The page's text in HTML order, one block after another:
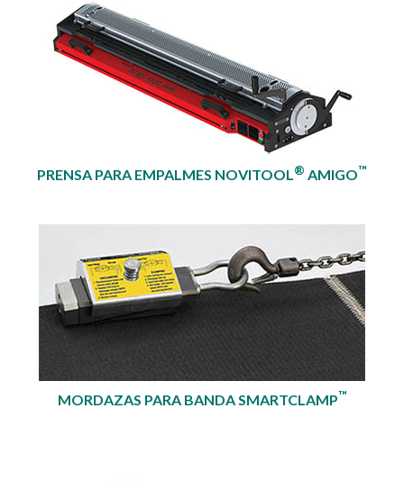
PRENSA PARA EMPALMES NOVITOOL® AMIGO™
MORDAZAS PARA BANDA SMARTCLAMP™